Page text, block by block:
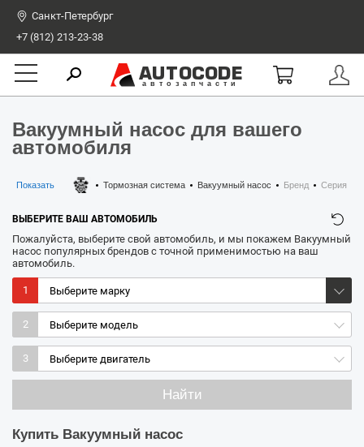
Санкт-Петербург
+7 (812) 213-23-38
AUTOCODE
автозапчасти
Вакуумный насос для вашего
автомобиля
Показать Тормозная система Вакуумный насос Бренд Серия
ВЫБЕРИТЕ ВАШ АВТОМОБИЛЬ
Пожалуйста, выберите свой автомобиль, и мы покажем Вакуумный
насос популярных брендов с точной применимостью на ваш
автомобиль.
1
2
3
Найти
Купить Вакуумный насос